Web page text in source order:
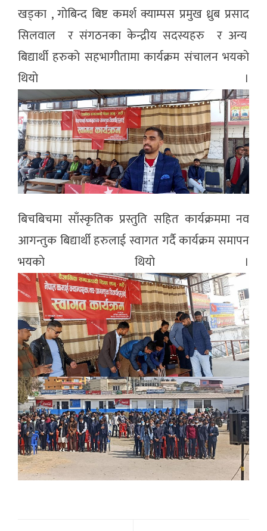
खड्का , गाेबिन्द बिष्ट कमर्श क्याम्पस प्रमुख ध्रुब प्रसाद
सिलवाल र संगठनका केन्द्रीय सदस्यहरु र अन्य
बिद्यार्थी हरुकाे सहभागीतामा कार्यक्रम संचालन भयकाे
थियाे ।
बिचबिचमा साँस्कृतिक प्रस्तुति सहित कार्यक्रममा नव
आगन्तुक बिद्यार्थी हरुलाई स्वागत गर्दै कार्यक्रम समापन
भयकाे थियाे ।